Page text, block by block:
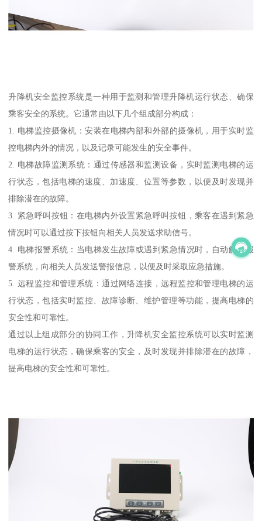
升降机安全监控系统是一种用于监测和管理升降机运行状态、确保
乘客安全的系统。它通常由以下几个组成部分构成：
1. 电梯监控摄像机：安装在电梯内部和外部的摄像机，用于实时监
控电梯内外的情况，以及记录可能发生的安全事件。
2. 电梯故障监测系统：通过传感器和监测设备，实时监测电梯的运
行状态，包括电梯的速度、加速度、位置等参数，以便及时发现并
排除潜在的故障。
3. 紧急呼叫按钮：在电梯内外设置紧急呼叫按钮，乘客在遇到紧急
情况时可以通过按下按钮向相关人员发送求助信号。
4. 电梯报警系统：当电梯发生故障或遇到紧急情况时，自动触发报
警系统，向相关人员发送警报信息，以便及时采取应急措施。
5. 远程监控和管理系统：通过网络连接，远程监控和管理电梯的运
行状态，包括实时监控、故障诊断、维护管理等功能，提高电梯的
安全性和可靠性。
通过以上组成部分的协同工作，升降机安全监控系统可以实时监测
电梯的运行状态，确保乘客的安全，及时发现并排除潜在的故障，
提高电梯的安全性和可靠性。